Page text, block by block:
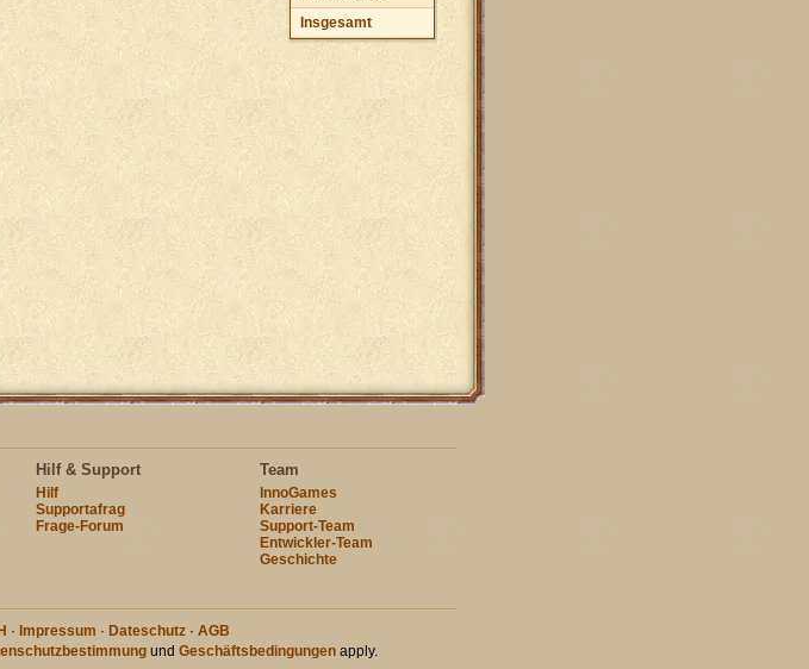
Insgesamt
Hilf & Support
Hilf
Supportafrag
Frage-Forum
Team
InnoGames
Karriere
Support-Team
Entwickler-Team
Geschichte
· Impressum · Dateschutz · AGB
und Geschäftsbedingungen apply.